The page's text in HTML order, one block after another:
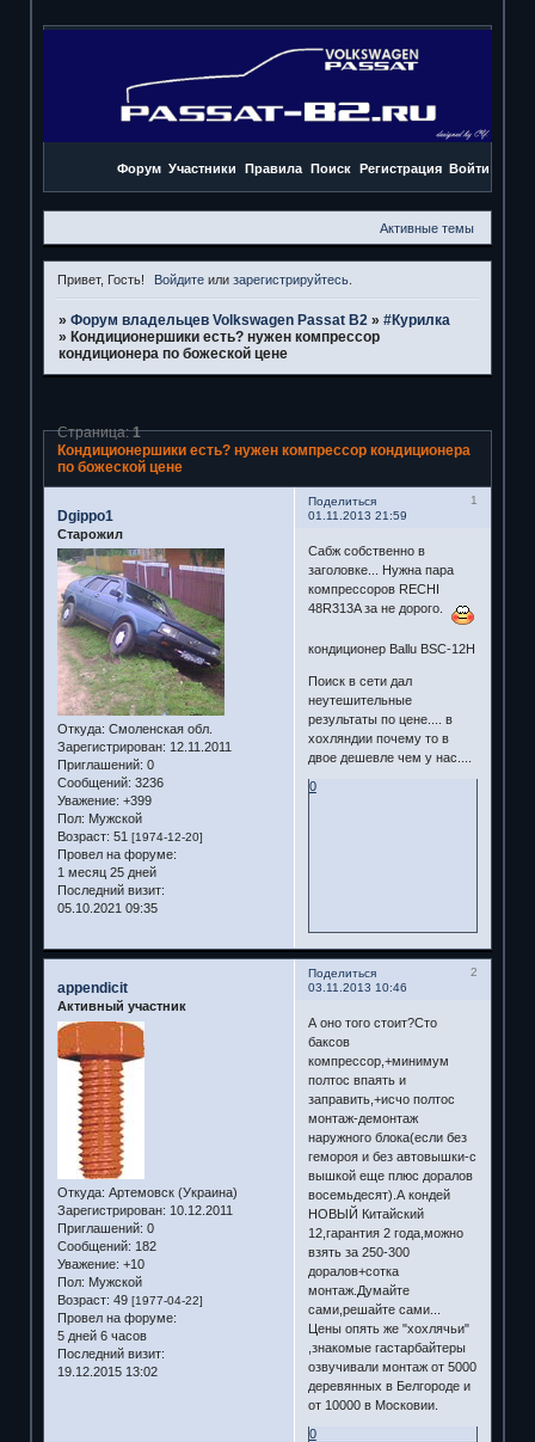
Форум Участники Правила Поиск Регистрация Войти
Активные темы
Привет, Гость! Войдите илизарегистрируйтесь
» Форум владельцев Volkswagen Passat B2 » #Курилка
» Кондиционершики есть? нужен компрессор
кондиционера по божеской цене
Кондиционершики есть? нужен компрессор кондиционера
по божеской цене
Страница:1
Поделиться
1
01.11.2013 21:59
Dgippo1
Старожил
Откуда: Смоленская обл.
Зарегистрирован: 12.11.2011
Приглашений: 0
Сообщений: 3236
Уважение: +399
Пол: Мужской
Возраст: 51 [1974-12-20]
Провел на форуме:
1 месяц 25 дней
Последний визит:
05.10.2021 09:35
Сабж собственно в
заголовке... Нужна пара
компрессоров RECHI
48R313A за не дорого.
кондиционер Ballu BSC-12H
Поиск в сети дал
неутешительные
результаты по цене.... в
хохляндии почему то в
двое дешевле чем у нас....
0
Поделиться
2
03.11.2013 10:46
appendicit
Активный участник
Откуда: Артемовск (Украина)
Зарегистрирован: 10.12.2011
Приглашений: 0
Сообщений: 182
Уважение: +10
Пол: Мужской
Возраст: 49 [1977-04-22]
Провел на форуме:
5 дней 6 часов
Последний визит:
19.12.2015 13:02
А оно того стоит?Сто
баксов
компрессор,+минимум
полтос впаять и
заправить,+исчо полтос
монтаж-демонтаж
наружного блока(если без
гемороя и без автовышки-с
вышкой еще плюс доралов
восемьдесят).А кондей
НОВЫЙ Китайский
12,гарантия 2 года,можно
взять за 250-300
доралов+сотка
монтаж.Думайте
сами,решайте сами...
Цены опять же "хохлячьи"
,знакомые гастарбайтеры
озвучивали монтаж от 5000
деревянных в Белгороде и
от 10000 в Московии.
0